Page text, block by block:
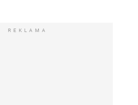
REKLAMA